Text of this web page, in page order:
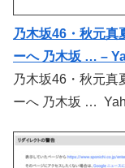
乃木坂46・秋元真
ーへ 乃木坂 … –
乃木坂46・秋元真
ーへ 乃木坂 …